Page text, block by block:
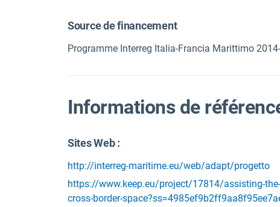
Source de financement
Programme Interreg Italia-Francia Marittimo
Informations de
Sites Web :
http://interreg-maritime.eu/web/adapt/progetto
https://www.keep.eu/project/17814/assisting-
cross-border-